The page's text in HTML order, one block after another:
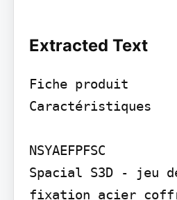
Extracted Text
Fiche produit
Caractéristiques
NSYAEFPFSC
Spacial S3D - jeu
fixation acier